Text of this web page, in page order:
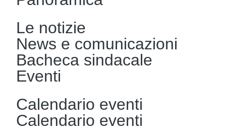
Le notizie
News e comunicazioni
Bacheca sindacale
Eventi
Calendario eventi
Calendario eventi